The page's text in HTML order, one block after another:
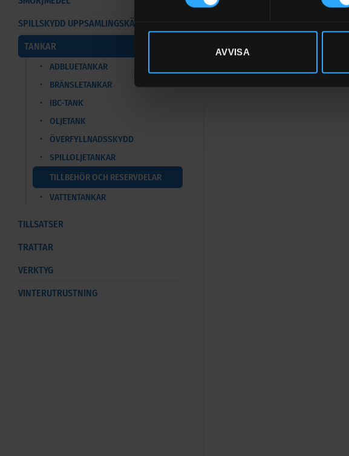
AVVISA
SPILLSKYDD UPPSAMLINGSKÄRL
TANKAR
ADBLUETANKAR
BRÄNSLETANKAR
IBC-TANK
OLJETANK
ÖVERFYLLNADSSKYDD
SPILLOLJETANKAR
TILLBEHÖR OCH RESERVDELAR
VATTENTANKAR
TILLSATSER
TRATTAR
VERKTYG
VINTERUTRUSTNING
Slanganslutning 3/4″ (19mm)